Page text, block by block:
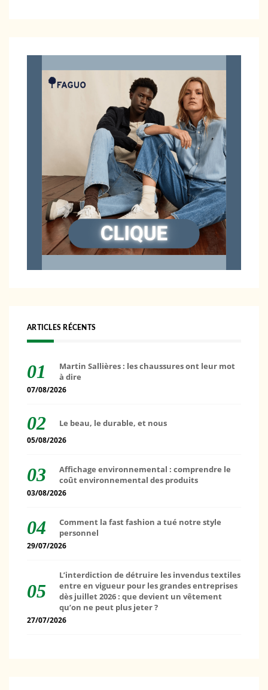
ARTICLES RÉCENTS
Martin Sallières : les chaussures ont leur mot
à dire
07/08/2026
Le beau, le durable, et nous
05/08/2026
Affichage environnemental : comprendre le
coût environnemental des produits
03/08/2026
Comment la fast fashion a tué notre style
personnel
29/07/2026
L’interdiction de détruire les invendus textiles
entre en vigueur pour les grandes entreprises
dès juillet 2026 : que devient un vêtement
qu’on ne peut plus jeter ?
27/07/2026